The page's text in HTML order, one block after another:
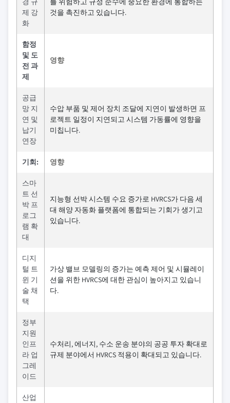
제 강
화
것을 촉진하고 있습니다.
함정
및 도
전 과
제
영향
공급
망 지
연 및
납기
연장
수압 부품 및 제어 장치 조달에 지연이 발생하면 프
로젝트 일정이 지연되고 시스템 가동률에 영향을
미칩니다.
기회: 영향
스마
트 선
박 프
로그
램 확
대
지능형 선박 시스템 수요 증가로 HVRCS가 다음 세
대 해양 자동화 플랫폼에 통합되는 기회가 생기고
있습니다.
디지
털 트
윈 기
술 채
택
가상 밸브 모델링의 증가는 예측 제어 및 시뮬레이
션을 위한 HVRCS에 대한 관심이 높아지고 있습니
다.
정부
지원
인프
라 업
그레
이드
수처리, 에너지, 수소 운송 분야의 공공 투자 확대로
규제 분야에서 HVRCS 적용이 확대되고 있습니다.
산업